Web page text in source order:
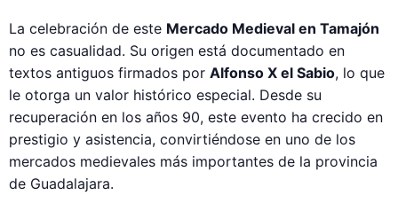
La celebración de este Mercado Medieval en Tamajón
no es casualidad. Su origen está documentado en
textos antiguos firmados por Alfonso X el Sabio, lo que
le otorga un valor histórico especial. Desde su
recuperación en los años 90, este evento ha crecido en
prestigio y asistencia, convirtiéndose en uno de los
mercados medievales más importantes de la provincia
de Guadalajara.